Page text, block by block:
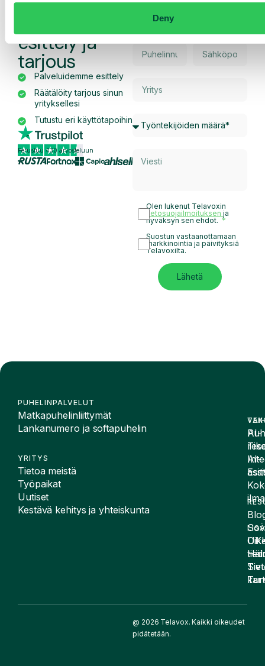
Deny
esittely ja
tarjous
Palveluidemme esittely
Räätälöity tarjous sinun
yrityksellesi
Tutustu eri käyttötapoihin
Perustuu 430 arvosteluun
Olen lukenut Telavoxin
tietosuojailmoituksenja
hyväksyn sen ehdot.
Suostun vastaanottamaan
markkinointia ja päivityksiä
Telavoxilta.
Lähetä
PUHELINPALVELUT
Matkapuhelinliittymät
Lankanumero ja softapuhelin
YRITYS
Tietoa meistä
Työpaikat
Uutiset
Kestävä kehitys ja yhteiskunta
AI-
AI-
@ 2026 Telavox. Kaikki oikeudet
pidätetään.